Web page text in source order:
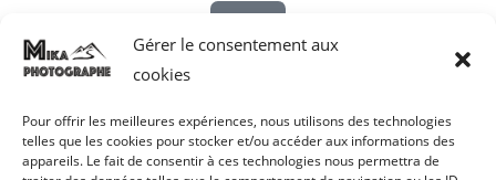
Gérer le consentement aux
cookies
Pour offrir les meilleures expériences, nous utilisons des technologies
telles que les cookies pour stocker et/ou accéder aux informations des
appareils. Le fait de consentir à ces technologies nous permettra de